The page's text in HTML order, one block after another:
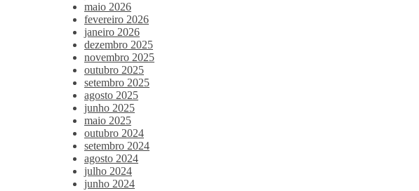
maio 2026
fevereiro 2026
janeiro 2026
dezembro 2025
novembro 2025
outubro 2025
setembro 2025
agosto 2025
junho 2025
maio 2025
outubro 2024
setembro 2024
agosto 2024
julho 2024
junho 2024